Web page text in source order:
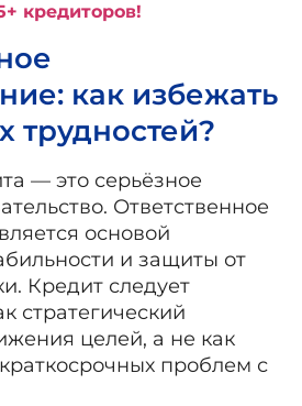
кредиторов!
как избежать
трудностей?
— это серьёзное
Ответственное
основой
и защиты от
Кредит следует
стратегический
целей, а не как
проблем с